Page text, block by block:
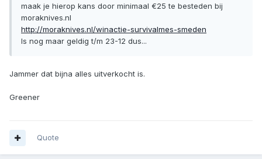
maak je hierop kans door minimaal €25 te besteden bij
moraknives.nl
http://moraknives.nl/winactie-survivalmes-smeden
Is nog maar geldig t/m 23-12 dus...
Jammer dat bijna alles uitverkocht is.
Greener
Quote